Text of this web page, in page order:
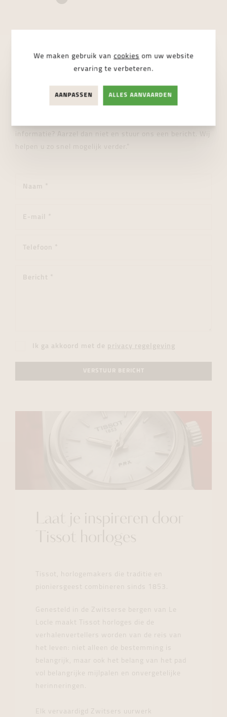
STUUR ONS EEN BERICHT
Wij helpen je graag verder!
informatie? Aarzel dan niet en stuur ons een bericht. Wij
helpen u zo snel mogelijk verder."
Ik ga akkoord met de privacy regelgeving
VERSTUUR BERICHT
Laat je inspireren door
Tissot horloges
Tissot, horlogemakers die traditie en
pioniersgeest combineren sinds 1853.
Genesteld in de Zwitserse bergen van Le
Locle maakt Tissot horloges die de
verhalenvertellers worden van de reis van
het leven: niet alleen de bestemming is
belangrijk, maar ook het belang van het pad
vol belangrijke mijlpalen en onvergetelijke
herinneringen.
Elk vervaardigd Zwitsers uurwerk
We maken gebruik van cookies om uw website
ervaring te verbeteren.
AANPASSEN ALLES AANVAARDEN